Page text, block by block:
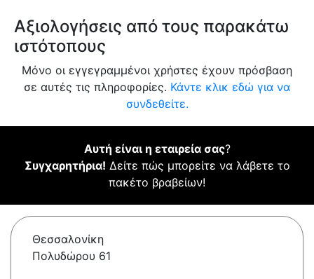
Αξιολογήσεις από τους παρακάτω
ιστότοπους
Μόνο οι εγγεγραμμένοι χρήστες έχουν πρόσβαση
σε αυτές τις πληροφορίες. Κάντε κλικ εδώ για να
συνδεθείτε.
Αυτή είναι η εταιρεία σας?
Συγχαρητήρια! Δείτε πώς μπορείτε να λάβετε το
πακέτο βραβείων!
Θεσσαλονίκη
Πολυδώρου 61